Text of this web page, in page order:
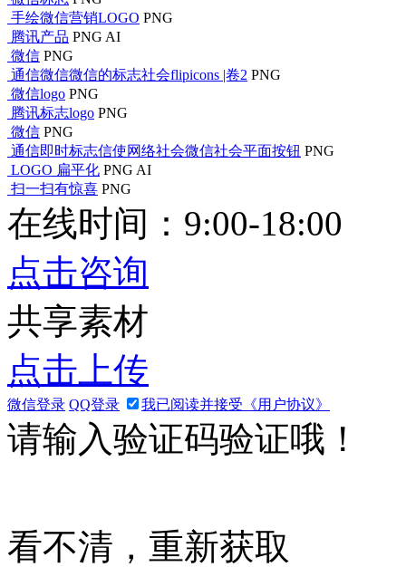
手绘微信营销LOGO PNG
腾讯产品 PNG AI
微信 PNG
通信微信微信的标志社会flipicons |卷2 PNG
微信logo PNG
腾讯标志logo PNG
微信 PNG
通信即时标志信使网络社会微信社会平面按钮 PNG
LOGO 扁平化 PNG AI
扫一扫有惊喜 PNG
在线时间：9:00-18:00
点击咨询
共享素材
点击上传
微信登录 QQ登录 我已阅读并接受《用户协议》
请输入验证码验证哦！
看不清，重新获取